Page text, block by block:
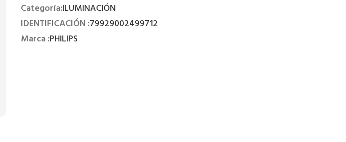
Categoría:ILUMINACIÓN
IDENTIFICACIÓN :79929002499712
Marca :PHILIPS